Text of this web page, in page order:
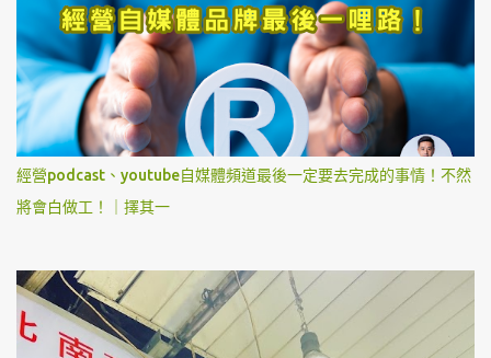
經營podcast、youtube自媒體頻道最後一定要去完成的事情！不然
將會白做工！｜擇其一